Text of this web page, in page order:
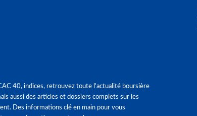
40, indices, retrouvez toute l'actualité boursière
aussi des articles et dossiers complets sur les
Des informations clé en main pour vous